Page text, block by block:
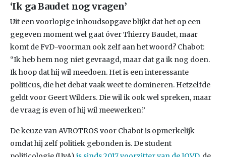
‘Ik ga Baudet nog vragen’
Uit een voorlopige inhoudsopgave blijkt dat het op een
gegeven moment wel gaat óver Thierry Baudet, maar
komt de FvD-voorman ook zelf aan het woord? Chabot:
“Ik heb hem nog niet gevraagd, maar dat ga ik nog doen.
Ik hoop dat hij wil meedoen. Het is een interessante
politicus, die het debat vaak weet te domineren. Hetzelfde
geldt voor Geert Wilders. Die wil ik ook wel spreken, maar
de vraag is even of hij wil meewerken.”
De keuze van AVROTROS voor Chabot is opmerkelijk
omdat hij zelf politiek gebonden is. De student